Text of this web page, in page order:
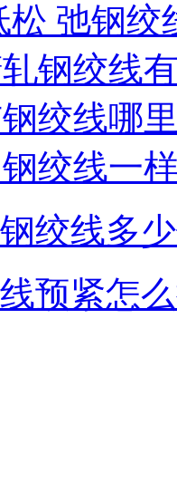
松 弛钢绞
钢绞线
绞线哪
绞线一
绞线多
预紧怎